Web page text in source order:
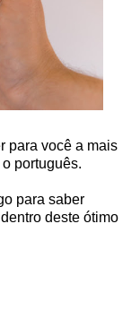
para você a mais
português.
para saber
deste ótimo